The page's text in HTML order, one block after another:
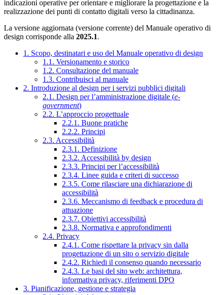
indicazioni operative per orientare e migliorare la progettazione e la
realizzazione dei punti di contatto digitali verso la cittadinanza.
La versione aggiornata (versione corrente) del Manuale operativo di
design corrisponde alla 2025.1.
1. Scopo, destinatari e uso del Manuale operativo di design
1.1. Versionamento e storico
1.2. Consultazione del manuale
1.3. Contribuisci al manuale
2. Introduzione al design per i servizi pubblici digitali
2.1. Design per l’amministrazione digitale (e-
government)
2.2. L’approccio progettuale
2.2.1. Buone pratiche
2.2.2. Principi
2.3. Accessibilità
2.3.1. Definizione
2.3.2. Accessibilità by design
2.3.3. Principi per l’accessibilità
2.3.4. Linee guida e criteri di successo
2.3.5. Come rilasciare una dichiarazione di
accessibilità
2.3.6. Meccanismo di feedback e procedura di
attuazione
2.3.7. Obiettivi accessibilità
2.3.8. Normativa e approfondimenti
2.4. Privacy
2.4.1. Come rispettare la privacy sin dalla
progettazione di un sito o servizio digitale
2.4.2. Richiedi il consenso quando necessario
2.4.3. Le basi del sito web: architettura,
informativa privacy, riferimenti DPO
3. Pianificazione, gestione e strategia